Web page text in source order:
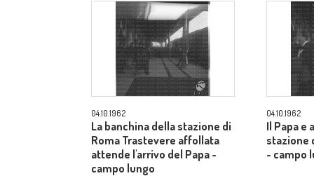
04.10.1962
La banchina della stazione di
Roma Trastevere affollata
attende l'arrivo del Papa -
campo lungo
04.10.1962
Il Papa e
stazione
- campo